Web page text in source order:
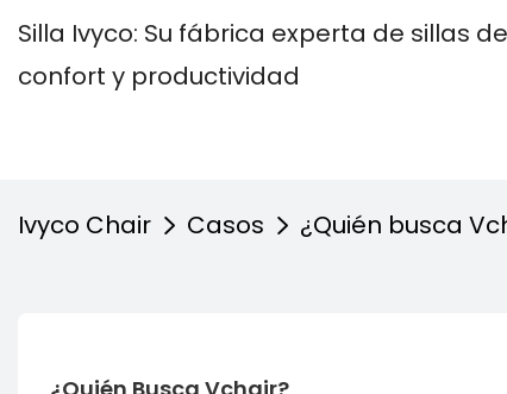
Silla Ivyco: Su fábrica experta de sillas
confort y productividad
Ivyco Chair Casos ¿Quién busca